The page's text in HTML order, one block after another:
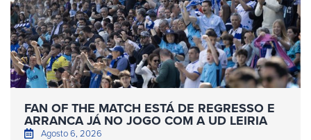
FAN OF THE MATCH ESTÁ DE REGRESSO E
ARRANCA JÁ NO JOGO COM A UD LEIRIA
Agosto 6, 2026